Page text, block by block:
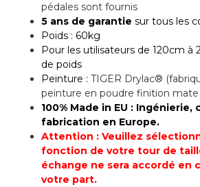
pédales sont fournis
5 ans de garantie sur tous les
Poids : 60kg
Pour les utilisateurs de 120cm à
de poids
Peinture : TIGER Drylac®
peinture en poudre finition mate
100% Made in EU :
fabrication en Europe.
Attention : Veuillez
fonction de votre tour de
échange ne sera accordé en
votre part.